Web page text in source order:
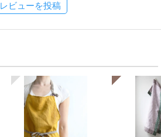
レビューを投稿